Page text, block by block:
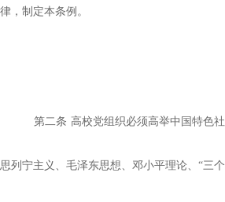
律，制定本条例。
第二条 高校党组织必须高举中国特色
思列宁主义、毛泽东思想、邓小平理论、 “三